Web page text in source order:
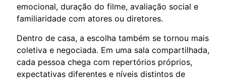
emocional, duração do filme, avaliação social e
familiaridade com atores ou diretores.
Dentro de casa, a escolha também se tornou mais
coletiva e negociada. Em uma sala compartilhada,
cada pessoa chega com repertórios próprios,
expectativas diferentes e níveis distintos de